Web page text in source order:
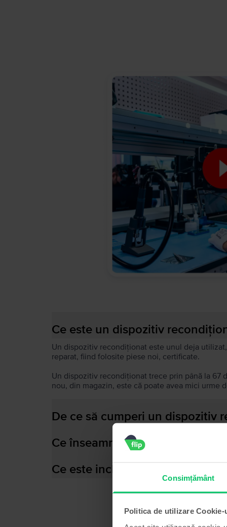
Consimțământ
Politica de utilizare Cookie-
Ce este un dispozitiv
Un dispozitiv recondiționat este unul deja
reparat, fiind folosite piese noi, certificate.
Un dispozitiv recondiționat trece prin până la 67
nou, din magazin, este că poate avea mici urme
De ce să cumperi un dispozitiv
Ce înseamnă baterie
Ce este inclus în cutia